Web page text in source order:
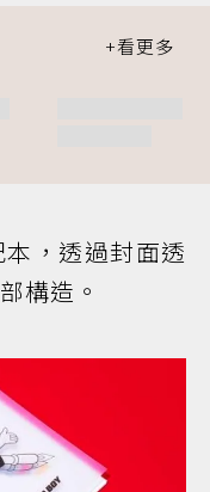
，透過封面透
構造。